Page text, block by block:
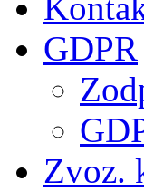
GDPR
Zvoz.